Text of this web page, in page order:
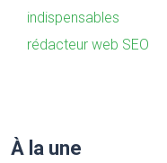
indispensables
rédacteur web SEO
À la une